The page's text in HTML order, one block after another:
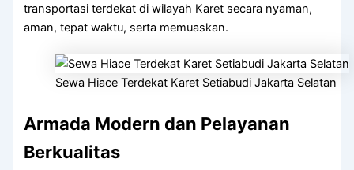
transportasi terdekat di wilayah Karet secara nyaman,
aman, tepat waktu, serta memuaskan.
Sewa Hiace Terdekat Karet Setiabudi Jakarta Selatan
Armada Modern dan Pelayanan
Berkualitas